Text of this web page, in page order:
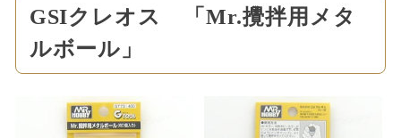
GSIクレオス 「Mr.攪拌用メタ
ルボール」